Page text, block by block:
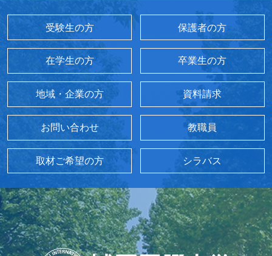
受験生の方 保護者の方
在学生の方 卒業生の方
地域・企業の方 資料請求
お問い合わせ 教職員
取材ご希望の方 シラバス